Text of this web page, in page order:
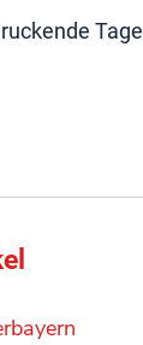
Tage